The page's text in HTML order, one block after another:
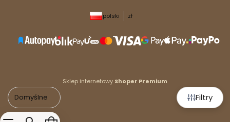
Filtry
Domyślne
polski zł
Sklep internetowy Shoper Premium